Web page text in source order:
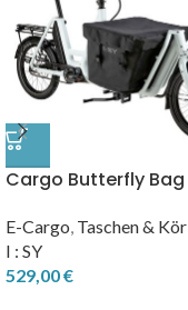
Cargo Butterfly Bag
E-Cargo, Taschen &
I : SY
529,00€